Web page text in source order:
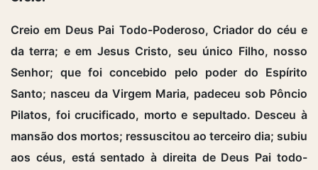
Creio em Deus Pai Todo-Poderoso, Criador do céu e
da terra; e em Jesus Cristo, seu único Filho, nosso
Senhor; que foi concebido pelo poder do Espí­rito
Santo; nasceu da Virgem Maria, padeceu sob Pôncio
Pilatos, foi crucificado, morto e sepultado. Desceu à
mansão dos mortos; ressuscitou ao terceiro dia; subiu
aos céus, está sentado à direita de Deus Pai todo-